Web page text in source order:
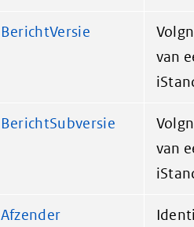
BerichtVersie
van
BerichtSubversie
van
Afzender